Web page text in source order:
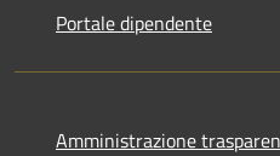
Portale dipendente
Amministrazione